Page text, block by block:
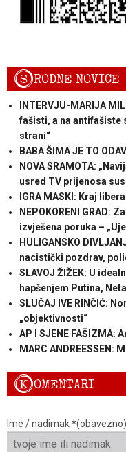
SRODNE NOVICE
INTERVJU-MARIJA
fašisti, a na antifašiste
strani“
BABA ŠIMA JE TO
NOVA SRAMOTA:
usred TV prijenosa
IGRA MASKI: Kraj
NEPOKORENI GRAD:
izvješena poruka –
HULIGANSKO
nacistički pozdrav,
SLAVOJ ŽIŽEK: U
hapšenjem Putina,
SLUČAJ IVE RINČIĆ:
„objektivnosti“
AP I SJENE FAŠIZMA:
MARC
KOMENTARI
Ime / nadimak *(obavezno)